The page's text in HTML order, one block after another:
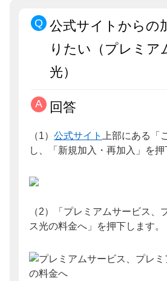
公式サイトからの
りたい（プレミア
光）
回答
（1）公式サイト
上部にある「
し、「新規加入・再加入」を押
（2）「プレミアムサービス、
ス光の料金へ」を押下します。